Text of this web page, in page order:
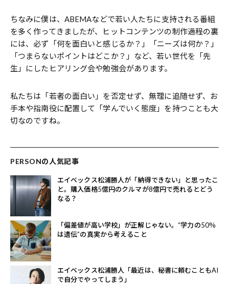
ちなみに僕は、ABEMAなどで若い人たちに支持される番組
を多く作ってきましたが、ヒットコンテンツの制作過程の裏
には、必ず「何を面白いと感じるか？」「ニーズは何か？」
「つまらないポイントはどこか？」など、若い世代を「先
生」にしたヒアリング会や勉強会があります。
私たちは「若者の面白い」を否定せず、無理に追随せず、お
手本や指南役に配置して「学んでいく態度」を持つことも大
切なのですね。
PERSONの人気記事
エイベックス松浦勝人が「納得できない」と思ったこ
と。購入価格5億円のクルマが8億円で売れるとどう
なる？
「偏差値が高い学校」が正解じゃない。“学力の50％
は遺伝”の真実から考えること
エイベックス松浦勝人「最近は、秘書に頼むこともAI
で自分でやってしまう」